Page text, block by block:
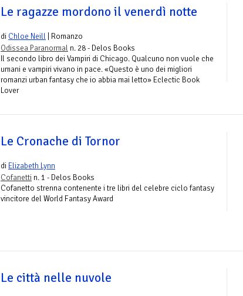
Le ragazze mordono il venerdì notte
di Chloe Neill | Romanzo
Odissea Paranormal n. 28 - Delos Books
Il secondo libro dei Vampiri di Chicago. Qualcuno non vuole che
umani e vampiri vivano in pace. «Questo è uno dei migliori
romanzi urban fantasy che io abbia mai letto» Eclectic Book
Lover
Le Cronache di Tornor
di Elizabeth Lynn
Cofanetti n. 1 - Delos Books
Cofanetto strenna contenente i tre libri del celebre ciclo fantasy
vincitore del World Fantasy Award
Le città nelle nuvole